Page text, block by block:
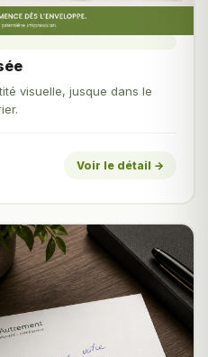
visuelle, jusque dans le
Voir le détail →